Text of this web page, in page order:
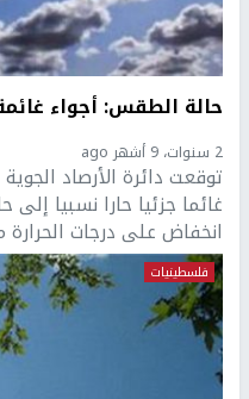
حالة الطقس: أجواء
2 سنوات، 9 أشهر ago
توقعت دائرة الأرصاد
غائما جزئيا حارا نسبيا إلى
انخفاض على درجات الحرارة
فلسطينيات